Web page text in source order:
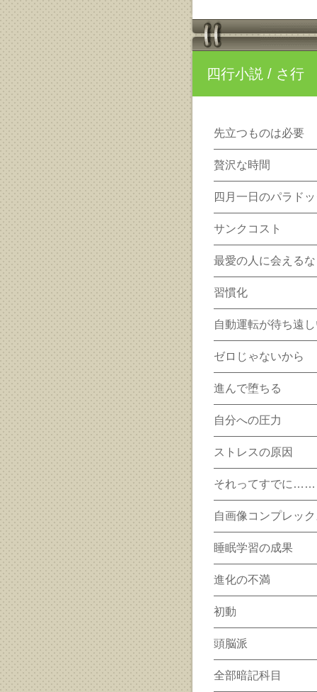
四行小説 / さ行
先立つものは必要
贅沢な時間
四月一日のパラド
サンクコスト
最愛の人に会える
習慣化
自動運転が待ち遠
ゼロじゃないから
進んで堕ちる
自分への圧力
ストレスの原因
それってすでに……
自画像コンプレッ
睡眠学習の成果
進化の不満
初動
頭脳派
全部暗記科目